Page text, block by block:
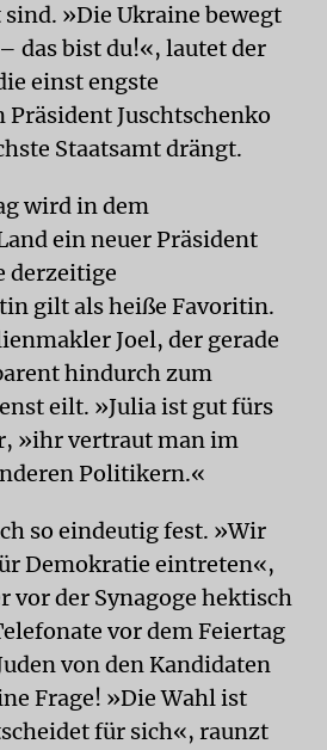
»Die Ukraine bewegt
das bist du!«, lautet der
einst engste
Juschtschenko
Staatsamt drängt.
wird in dem
ein neuer Präsident
derzeitige
gilt als heiße Favoritin.
Joel, der gerade
hindurch zum
eilt. »Julia ist gut fürs
»ihr vertraut man im
Politikern.«
so eindeutig fest. »Wir
Demokratie eintreten«,
vor der Synagoge hektisch
vor dem Feiertag
von den Kandidaten
Frage! »Die Wahl ist
für sich«, raunzt